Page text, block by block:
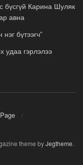
Карина Шуляк
авна
бүтээгч”
удаа гэрлэлээ
theme byJegtheme.